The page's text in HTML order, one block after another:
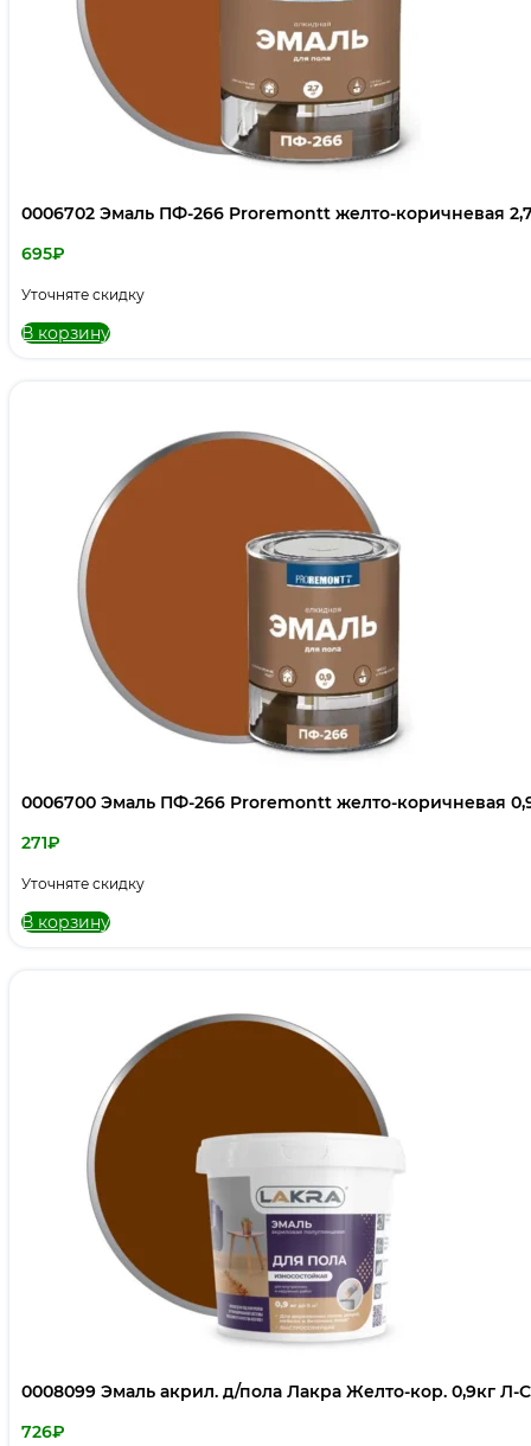
0006702 Эмаль ПФ-266 Proremontt желто-коричневая
695₽
Уточняте скидку
В корзину
0006700 Эмаль ПФ-266 Proremontt желто-коричневая
271₽
Уточняте скидку
В корзину
0008099 Эмаль акрил. д/пола Лакра Желто-кор. 0,9кг Л-
726₽